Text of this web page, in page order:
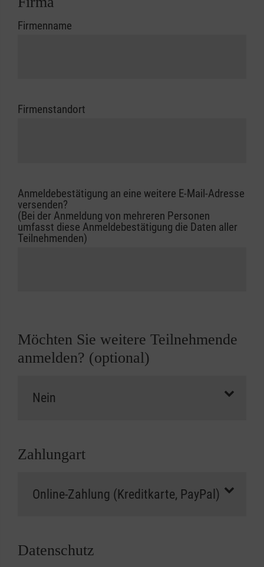
Firmenname
Firmenstandort
Anmeldebestätigung an eine weitere E-Mail-Adresse
versenden?
(Bei der Anmeldung von mehreren Personen
umfasst diese Anmeldebestätigung die Daten aller
Teilnehmenden)
Möchten Sie weitere Teilnehmende
anmelden? (optional)
Zahlungart
Datenschutz